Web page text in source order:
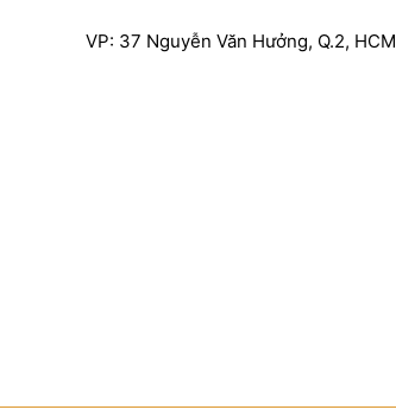
VP: 37 Nguyễn Văn Hưởng, Q.2, HCM